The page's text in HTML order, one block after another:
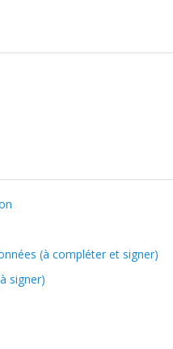
(à compléter et signer)
signer)